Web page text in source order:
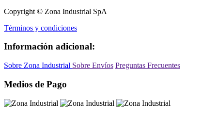
Copyright © Zona Industrial SpA
Términos y condiciones
Información adicional:
Sobre Zona Industrial Sobre Envíos Preguntas Frecuentes
Medios de Pago